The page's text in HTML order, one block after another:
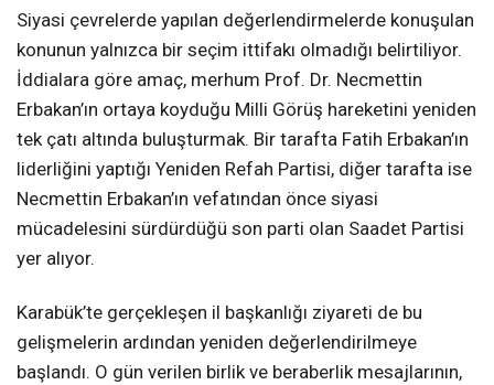
Siyasi çevrelerde yapılan değerlendirmelerde konuşulan
konunun yalnızca bir seçim ittifakı olmadığı belirtiliyor.
İddialara göre amaç, merhum Prof. Dr. Necmettin
Erbakan’ın ortaya koyduğu Milli Görüş hareketini yeniden
tek çatı altında buluşturmak. Bir tarafta Fatih Erbakan’ın
liderliğini yaptığı Yeniden Refah Partisi, diğer tarafta ise
Necmettin Erbakan’ın vefatından önce siyasi
mücadelesini sürdürdüğü son parti olan Saadet Partisi
yer alıyor.
Karabük’te gerçekleşen il başkanlığı ziyareti de bu
gelişmelerin ardından yeniden değerlendirilmeye
başlandı. O gün verilen birlik ve beraberlik mesajlarının,